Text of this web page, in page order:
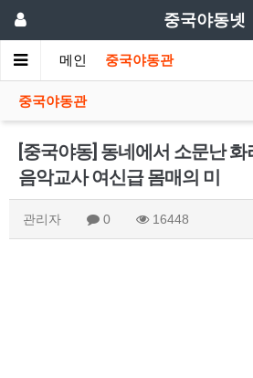
중국야동넷
메인 중국야동관
중국야동관
[중국야동] 동네에서 소문난
음악교사 여신급 몸매의 미
관리자 0 16448